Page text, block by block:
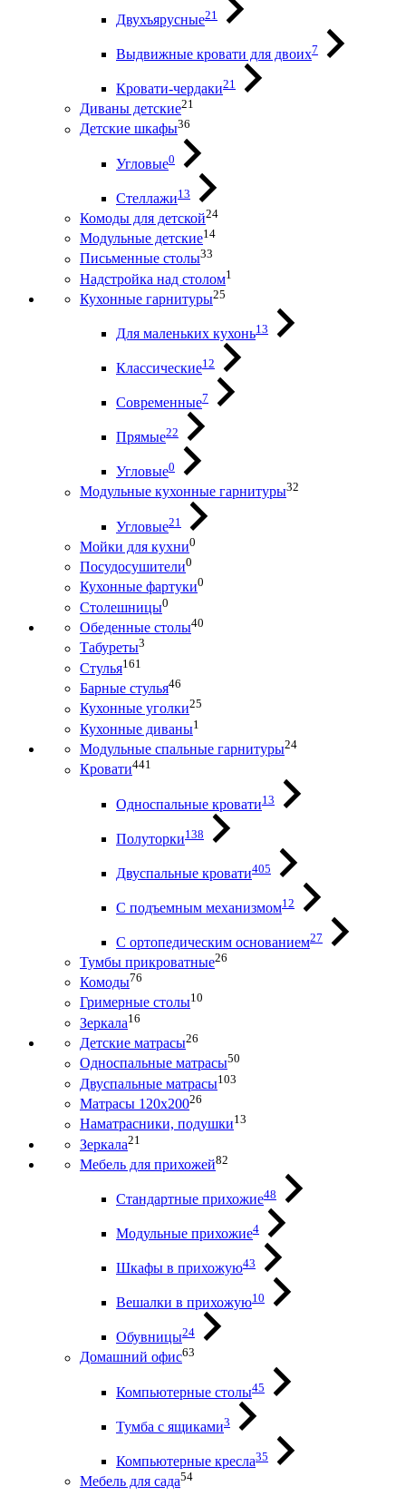
Двухъярусные21
Выдвижные кровати для двоих7
Кровати-чердаки21
Диваны детские21
Детские шкафы36
Угловые0
Стеллажи13
Комоды для детской24
Модульные детские14
Письменные столы33
Надстройка над столом1
Кухонные гарнитуры25
Для маленьких кухонь13
Классические12
Современные7
Прямые22
Угловые0
Модульные кухонные гарнитуры32
Угловые21
Мойки для кухни0
Посудосушители0
Кухонные фартуки0
Столешницы0
Обеденные столы40
Табуреты3
Стулья161
Барные стулья46
Кухонные уголки25
Кухонные диваны1
Модульные спальные гарнитуры24
Кровати441
Односпальные кровати13
Полуторки138
Двуспальные кровати405
С подъемным механизмом12
С ортопедическим основанием27
Тумбы прикроватные26
Комоды76
Гримерные столы10
Зеркала16
Детские матрасы26
Односпальные матрасы50
Двуспальные матрасы103
Матрасы 120х20026
Наматрасники, подушки13
Зеркала21
Мебель для прихожей82
Стандартные прихожие48
Модульные прихожие4
Шкафы в прихожую43
Вешалки в прихожую10
Обувницы24
Домашний офис63
Компьютерные столы45
Тумба с ящиками3
Компьютерные кресла35
Мебель для сада54